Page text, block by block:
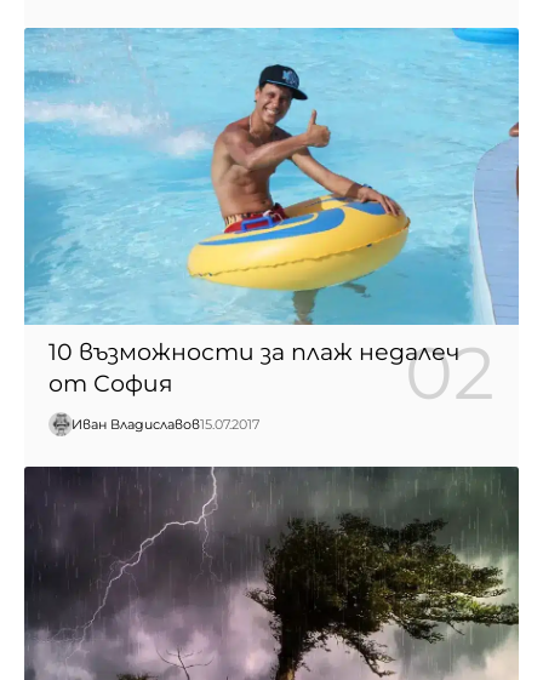
10 възможности за плаж недалеч
от София
Иван Владиславов15.07.2017